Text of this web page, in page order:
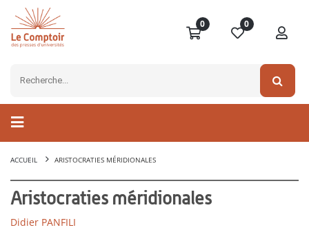
0 0
ACCUEIL ARISTOCRATIES MÉRIDIONALES
Aristocraties méridionales
Didier PANFILI